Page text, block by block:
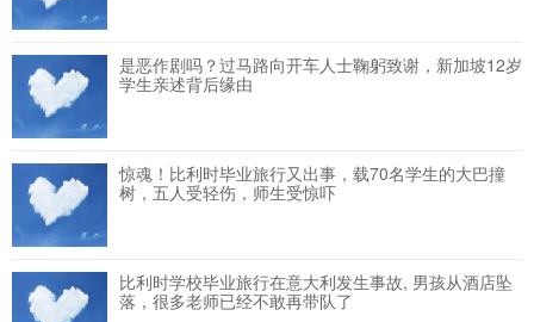
是恶作剧吗？过马路向开车人士鞠躬致谢，新加坡12岁
学生亲述背后缘由
惊魂！比利时毕业旅行又出事，载70名学生的大巴撞
树，五人受轻伤，师生受惊吓
比利时学校毕业旅行在意大利发生事故, 男孩从酒店坠
落，很多老师已经不敢再带队了